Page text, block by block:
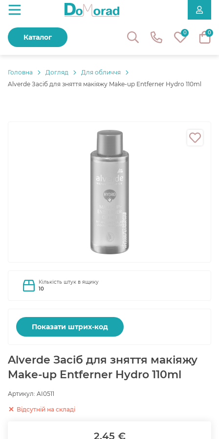
0 0
Каталог
Головнa Догляд
Для обличчя
Alverde Засіб для зняття макіяжу Make-up Entferner Hydro 110ml
Кількість штук в ящику
10
Показати штрих-код
Alverde Засіб для зняття макіяжу
Make-up Entferner Hydro 110ml
Артикул: AI0511
Відсутній на складі
2.45 €